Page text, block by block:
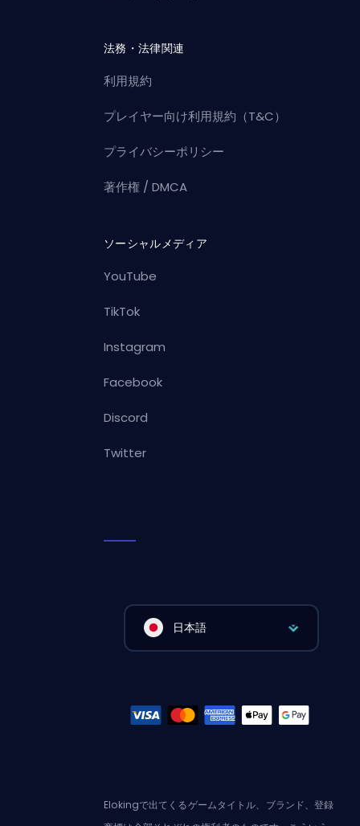
法務・法律関連
利用規約
プレイヤー向け利用規約（T&C）
プライバシーポリシー
著作権 / DMCA
ソーシャルメディア
YouTube
TikTok
Instagram
Facebook
Discord
Twitter
日本語
Elokingで出てくるゲームタイトル、ブランド、登録